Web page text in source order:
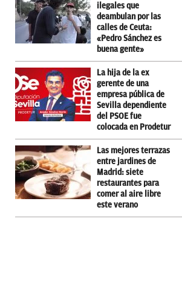
ilegales que
deambulan por las
calles de Ceuta:
«Pedro Sánchez es
buena gente»
La hija de la ex
gerente de una
empresa pública de
Sevilla dependiente
del PSOE fue
colocada en Prodetur
Las mejores terrazas
entre jardines de
Madrid: siete
restaurantes para
comer al aire libre
este verano